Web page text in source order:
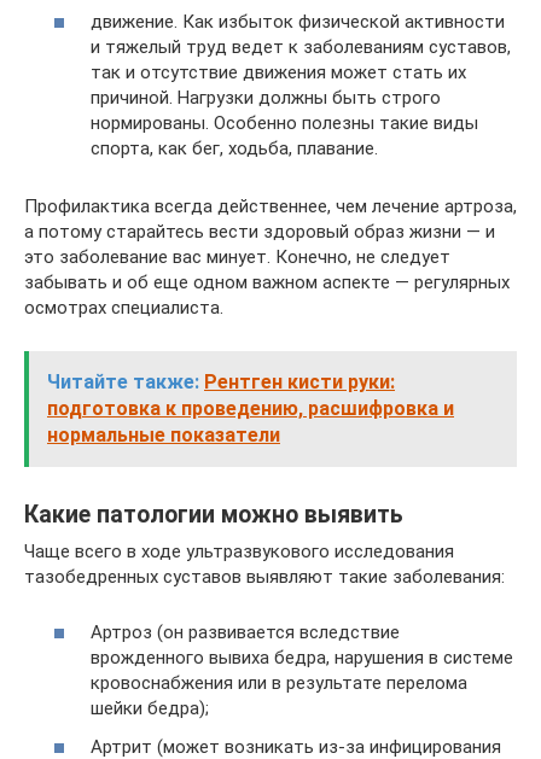
движение. Как избыток физической активности
и тяжелый труд ведет к заболеваниям суставов,
так и отсутствие движения может стать их
причиной. Нагрузки должны быть строго
нормированы. Особенно полезны такие виды
спорта, как бег, ходьба, плавание.
Профилактика всегда действеннее, чем лечение артроза,
а потому старайтесь вести здоровый образ жизни — и
это заболевание вас минует. Конечно, не следует
забывать и об еще одном важном аспекте — регулярных
осмотрах специалиста.
Читайте также: Рентген кисти руки:
подготовка к проведению, расшифровка и
нормальные показатели
Какие патологии можно выявить
Чаще всего в ходе ультразвукового исследования
тазобедренных суставов выявляют такие заболевания:
Артроз (он развивается вследствие
врожденного вывиха бедра, нарушения в системе
кровоснабжения или в результате перелома
шейки бедра);
Артрит (может возникать из-за инфицирования